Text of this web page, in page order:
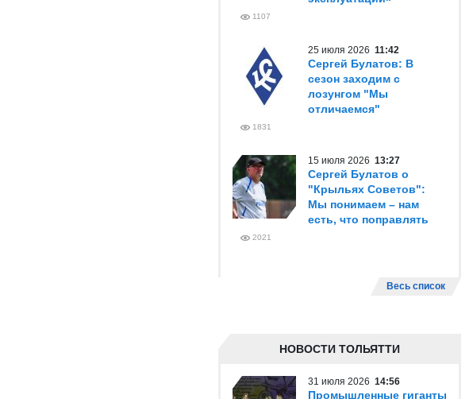
1107
25 июля 2026 11:42
Сергей Булатов: В
сезон заходим с
лозунгом "Мы
отличаемся"
1831
15 июля 2026 13:27
Сергей Булатов о
"Крыльях Советов":
Мы понимаем – нам
есть, что поправлять
2021
Весь список
НОВОСТИ ТОЛЬЯТТИ
31 июля 2026 14:56
Промышленные гиганты